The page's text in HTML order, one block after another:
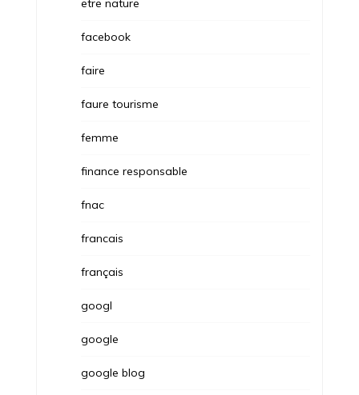
etre nature
facebook
faire
faure tourisme
femme
finance responsable
fnac
francais
français
googl
google
google blog